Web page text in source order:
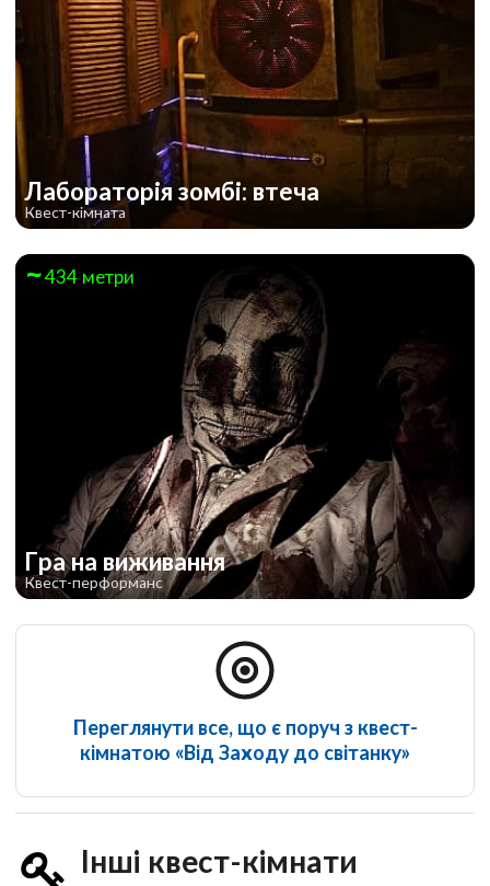
Лабораторія зомбі: втеча
Квест-кімната
434 метри
Гра на виживання
Квест-перформанс
Переглянути все, що є поруч з квест-
кімнатою «Від Заходу до світанку»
Інші квест-кімнати